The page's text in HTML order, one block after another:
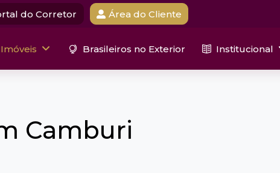
do Corretor Área do Cliente
Imóveis Brasileiros no Exterior Institucional
Camburi